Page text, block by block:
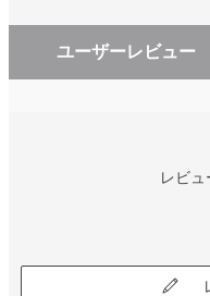
ユーザーレビュー
レビュ